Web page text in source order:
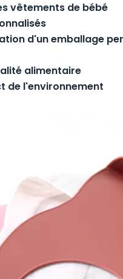
vêtements de bébé
d'un emballage
alimentaire
de l'environnement